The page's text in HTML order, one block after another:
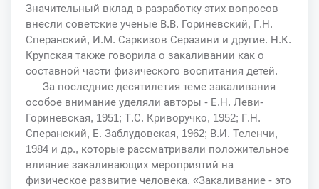
Значительный вклад в разработку этих вопросов
внесли советские ученые В.В. Гориневский, Г.Н.
Сперанский, И.М. Саркизов Серазини и другие. Н.К.
Крупская также говорила о закаливании как о
составной части физического воспитания детей.
За последние десятилетия теме закаливания
особое внимание уделяли авторы - Е.Н. Леви-
Гориневская, 1951; Т.С. Криворучко, 1952; Г.Н.
Сперанский, Е. Заблудовская, 1962; В.И. Теленчи,
1984 и др., которые рассматривали положительное
влияние закаливающих мероприятий на
физическое развитие человека. «Закаливание - это